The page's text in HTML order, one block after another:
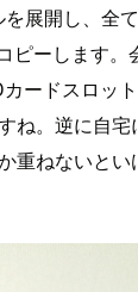
展開し、全
ピーします。
ードスロッ
ね。逆に自
重ねないと